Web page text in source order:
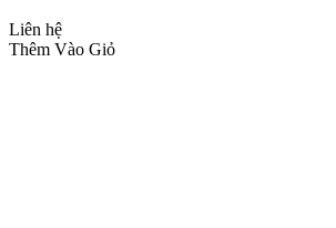
Liên hệ
Thêm Vào Giỏ